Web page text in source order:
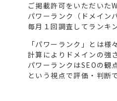
ご掲載許可をいただいた
パワーランク（ドメイン
毎月１回調査してランキ
「パワーランク」とは様
計算によりドメインの強
パワーランクはSEOの観
という視点で評価・判断